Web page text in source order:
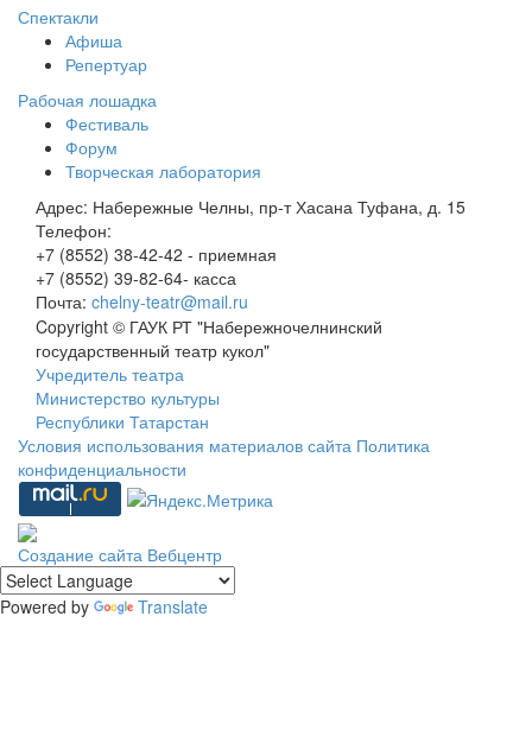
Спектакли
Афиша
Репертуар
Рабочая лошадка
Фестиваль
Форум
Творческая лаборатория
Адрес: Набережные Челны, пр-т Хасана Туфана, д. 15
Телефон:
+7 (8552) 38-42-42 - приемная
+7 (8552) 39-82-64- касса
Почта: chelny-teatr@mail.ru
Copyright © ГАУК РТ "Набережночелнинский
государственный театр кукол"
Учредитель театра
Министерство культуры
Республики Татарстан
Условия использования материалов сайта Политика
конфиденциальности
Создание сайта Вебцентр
Powered by Translate